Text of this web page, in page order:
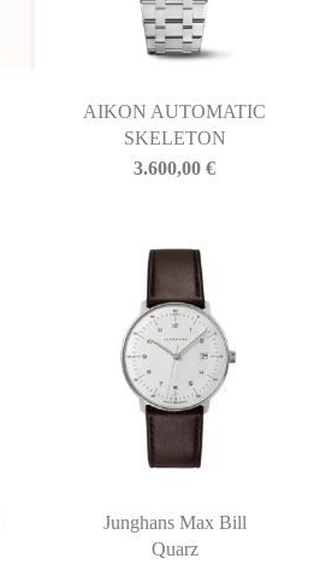
AIKON AUTOMATIC
SKELETON
3.600,00€
Junghans Max Bill
Quarz